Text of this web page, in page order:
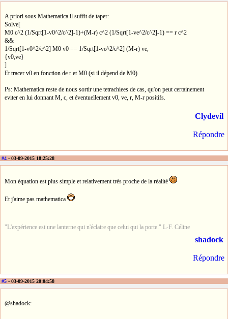
A priori sous Mathematica il suffit de taper:
Solve[
M0 c^2 (1/Sqrt[1-v0^2/c^2]-1)+(M-r) c^2 (1/Sqrt[1-ve^2/c^2]-1) == r c^2
&&
1/Sqrt[1-v0^2/c^2] M0 v0 == 1/Sqrt[1-ve^2/c^2] (M-r) ve,
{v0,ve}
]
Et tracer v0 en fonction de r et M0 (si il dépend de M0)
Ps: Mathematica reste de nous sortir une tetrachiees de cas, qu'on peut certainement
eviter en lui donnant M, c, et éventuellement v0, ve, r, M-r positifs.
Clydevil
Répondre
#4 - 03-09-2015 18:25:28
Mon équation est plus simple et relativement très proche de la réalité
Et j'aime pas mathematica
"L'expérience est une lanterne qui n'éclaire que celui qui la porte." L-F. Céline
shadock
Répondre
#5 - 03-09-2015 20:04:58
@shadock: